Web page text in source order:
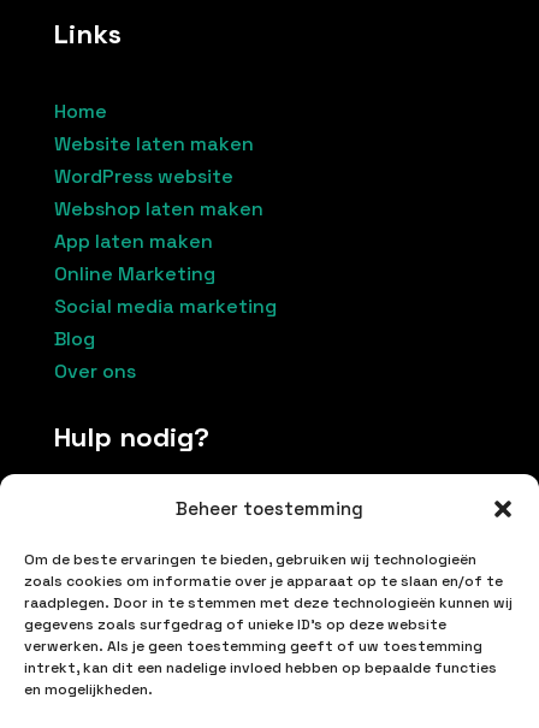
Beheer toestemming
Om de beste ervaringen te bieden, gebruiken wij technologieën
zoals cookies om informatie over je apparaat op te slaan en/of te
raadplegen. Door in te stemmen met deze technologieën kunnen wij
gegevens zoals surfgedrag of unieke ID's op deze website
verwerken. Als je geen toestemming geeft of uw toestemming
intrekt, kan dit een nadelige invloed hebben op bepaalde functies
en mogelijkheden.
Links
Home
Website laten maken
WordPress website
Webshop laten maken
App laten maken
Online Marketing
Social media marketing
Blog
Over ons
Hulp nodig?
Contacteer ons
+32 496174037
info@inetproductions.be
Algemene voorwaarden